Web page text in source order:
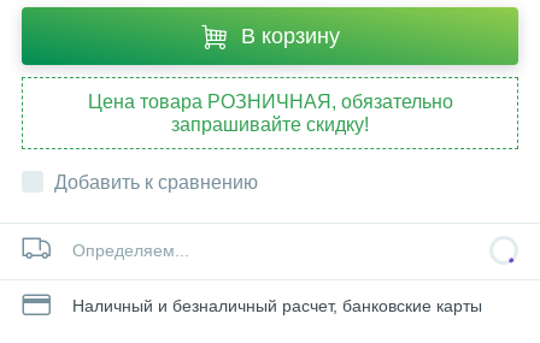
В корзину
Цена товара РОЗНИЧНАЯ, обязательно
запрашивайте скидку!
Добавить к сравнению
Определяем...
Наличный и безналичный расчет, банковские карты